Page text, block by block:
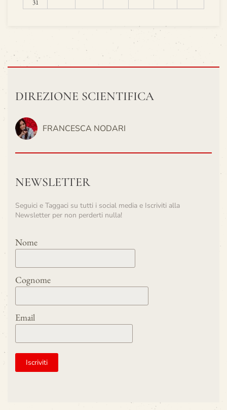
31
DIREZIONE SCIENTIFICA
FRANCESCA NODARI
NEWSLETTER
Seguici e Taggaci su tutti i social media e Iscriviti alla
Newsletter per non perderti nulla!
Nome
Cognome
Email